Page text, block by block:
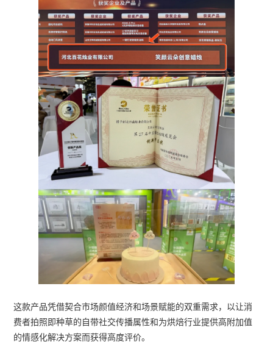
这款产品凭借契合市场颜值经济和场景赋能的双重需求，以让消
费者拍照即种草的自带社交传播属性和为烘焙行业提供高附加值
的情感化解决方案而获得高度评价。